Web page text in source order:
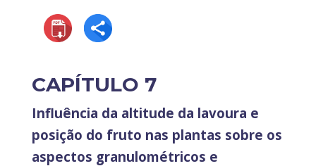
CAPÍTULO 7
Influência da altitude da lavoura e
posição do fruto nas plantas sobre os
aspectos granulométricos e